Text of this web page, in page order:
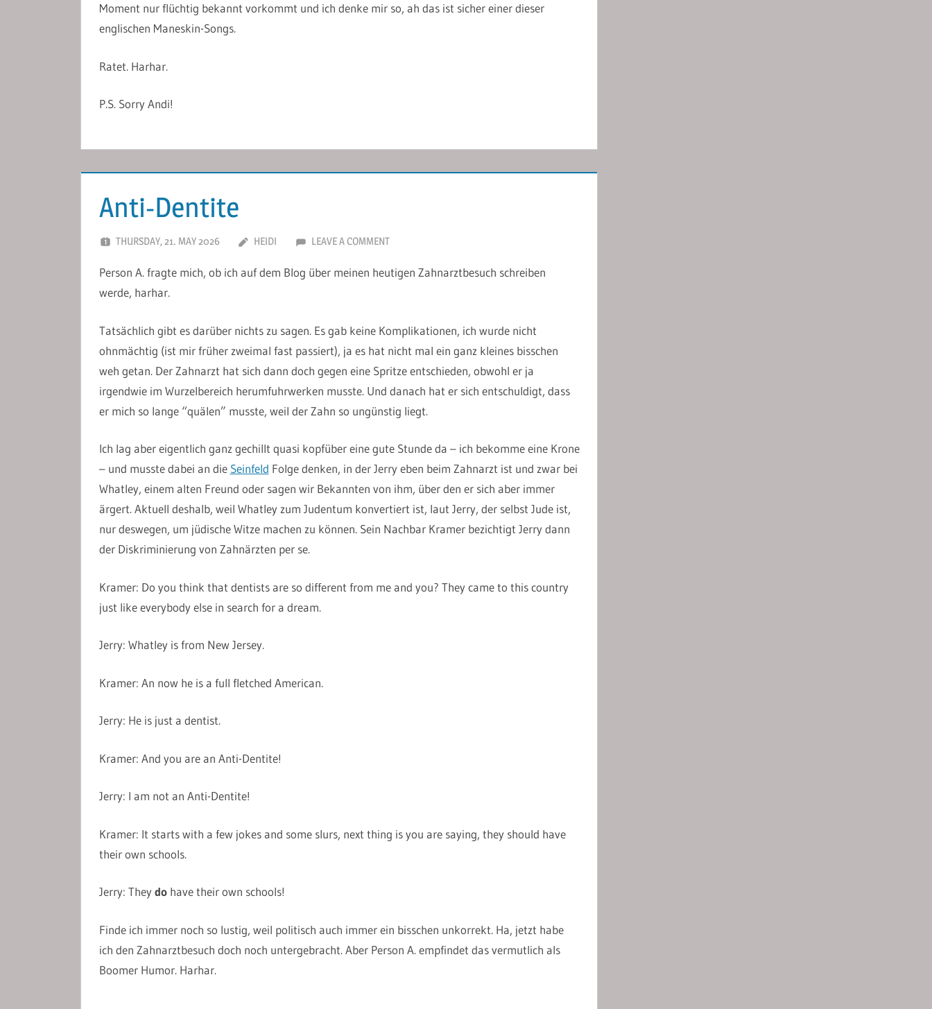
Moment nur flüchtig bekannt vorkommt und ich denke mir so, ah das ist sicher einer dieser
englischen Maneskin-Songs.
Ratet. Harhar.
P.S. Sorry Andi!
Anti-Dentite
THURSDAY, 21. MAY 2026 HEIDI LEAVE A COMMENT
Person A. fragte mich, ob ich auf dem Blog über meinen heutigen Zahnarztbesuch schreiben
werde, harhar.
Tatsächlich gibt es darüber nichts zu sagen. Es gab keine Komplikationen, ich wurde nicht
ohnmächtig (ist mir früher zweimal fast passiert), ja es hat nicht mal ein ganz kleines bisschen
weh getan. Der Zahnarzt hat sich dann doch gegen eine Spritze entschieden, obwohl er ja
irgendwie im Wurzelbereich herumfuhrwerken musste. Und danach hat er sich entschuldigt, dass
er mich so lange “quälen” musste, weil der Zahn so ungünstig liegt.
Ich lag aber eigentlich ganz gechillt quasi kopfüber eine gute Stunde da – ich bekomme eine Krone
– und musste dabei an die Seinfeld Folge denken, in der Jerry eben beim Zahnarzt ist und zwar bei
Whatley, einem alten Freund oder sagen wir Bekannten von ihm, über den er sich aber immer
ärgert. Aktuell deshalb, weil Whatley zum Judentum konvertiert ist, laut Jerry, der selbst Jude ist,
nur deswegen, um jüdische Witze machen zu können. Sein Nachbar Kramer bezichtigt Jerry dann
der Diskriminierung von Zahnärzten per se.
Kramer: Do you think that dentists are so different from me and you? They came to this country
just like everybody else in search for a dream.
Jerry: Whatley is from New Jersey.
Kramer: An now he is a full fletched American.
Jerry: He is just a dentist.
Kramer: And you are an Anti-Dentite!
Jerry: I am not an Anti-Dentite!
Kramer: It starts with a few jokes and some slurs, next thing is you are saying, they should have
their own schools.
Jerry: Theydohave their own schools!
Finde ich immer noch so lustig, weil politisch auch immer ein bisschen unkorrekt. Ha, jetzt habe
ich den Zahnarztbesuch doch noch untergebracht. Aber Person A. empfindet das vermutlich als
Boomer Humor. Harhar.